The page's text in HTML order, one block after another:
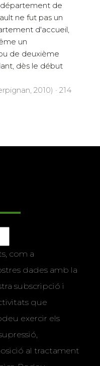
département de
ne fut pas un
d'accueil,
un
de deuxième
dès le début
2010) · 214
com a
dades amb la
subscripció i
que
exercir els
al tractament